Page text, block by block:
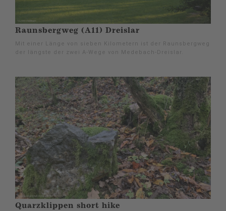
Raunsbergweg (A11) Dreislar
Mit einer Länge von sieben Kilometern ist der Raunsbergweg
der längste der zwei A-Wege von Medebach-Dreislar.
Quarzklippen short hike